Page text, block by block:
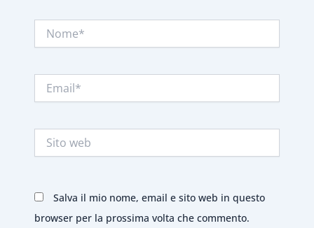
web
Salva il mio nome, email e sito web in questo
browser per la prossima volta che commento.